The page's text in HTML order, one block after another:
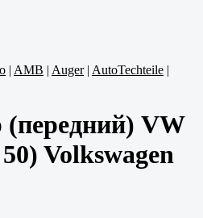
| AMB | Auger| AutoTechteile |
VW
Volkswagen